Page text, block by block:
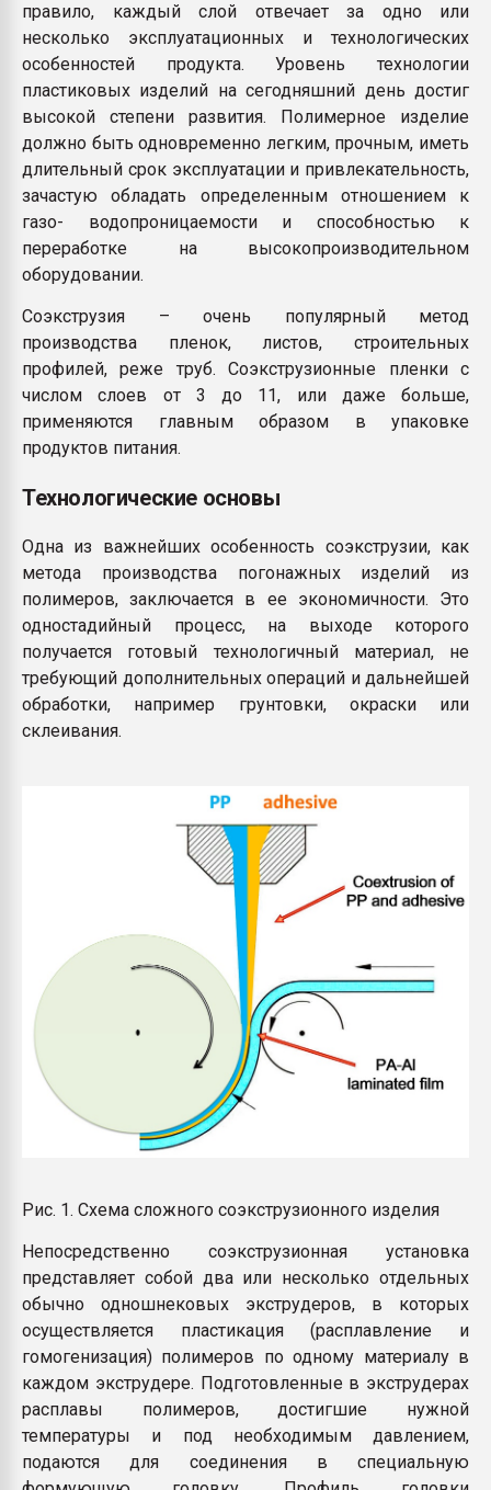
правило, каждый слой отвечает за одно или
несколько эксплуатационных и технологических
особенностей продукта. Уровень технологии
пластиковых изделий на сегодняшний день достиг
высокой степени развития. Полимерное изделие
должно быть одновременно легким, прочным, иметь
длительный срок эксплуатации и привлекательность,
зачастую обладать определенным отношением к
газо- водопроницаемости и способностью к
переработке на высокопроизводительном
оборудовании.
Соэкструзия – очень популярный метод
производства пленок, листов, строительных
профилей, реже труб. Соэкструзионные пленки с
числом слоев от 3 до 11, или даже больше,
применяются главным образом в упаковке
продуктов питания.
Технологические основы
Одна из важнейших особенность соэкструзии, как
метода производства погонажных изделий из
полимеров, заключается в ее экономичности. Это
одностадийный процесс, на выходе которого
получается готовый технологичный материал, не
требующий дополнительных операций и дальнейшей
обработки, например грунтовки, окраски или
склеивания.
Рис. 1. Схема сложного соэкструзионного изделия
Непосредственно соэкструзионная установка
представляет собой два или несколько отдельных
обычно одношнековых экструдеров, в которых
осуществляется пластикация (расплавление и
гомогенизация) полимеров по одному материалу в
каждом экструдере. Подготовленные в экструдерах
расплавы полимеров, достигшие нужной
температуры и под необходимым давлением,
подаются для соединения в специальную